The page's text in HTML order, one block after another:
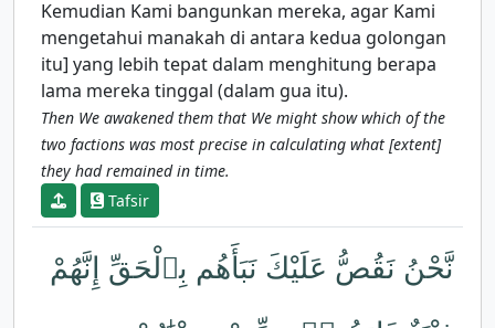
Kemudian Kami bangunkan mereka, agar Kami
mengetahui manakah di antara kedua golongan
itu] yang lebih tepat dalam menghitung berapa
lama mereka tinggal (dalam gua itu).
Then We awakened them that We might show which of the
two factions was most precise in calculating what [extent]
they had remained in time.
Tafsir
نَّحْنُ نَقُصُّ عَلَيْكَ نَبَأَهُم بِٱلْحَقِّ إِنَّهُمْ